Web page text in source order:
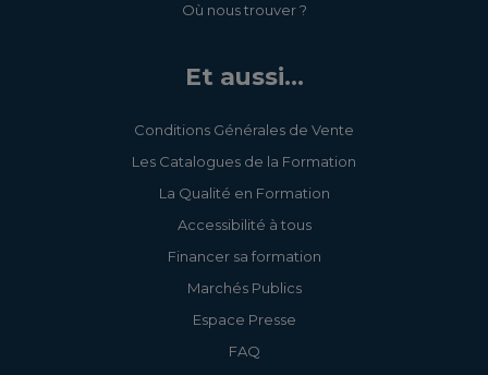
Où nous trouver ?
Et aussi...
Conditions Générales de Vente
Les Catalogues de la Formation
La Qualité en Formation
Accessibilité à tous
Financer sa formation
Marchés Publics
Espace Presse
FAQ